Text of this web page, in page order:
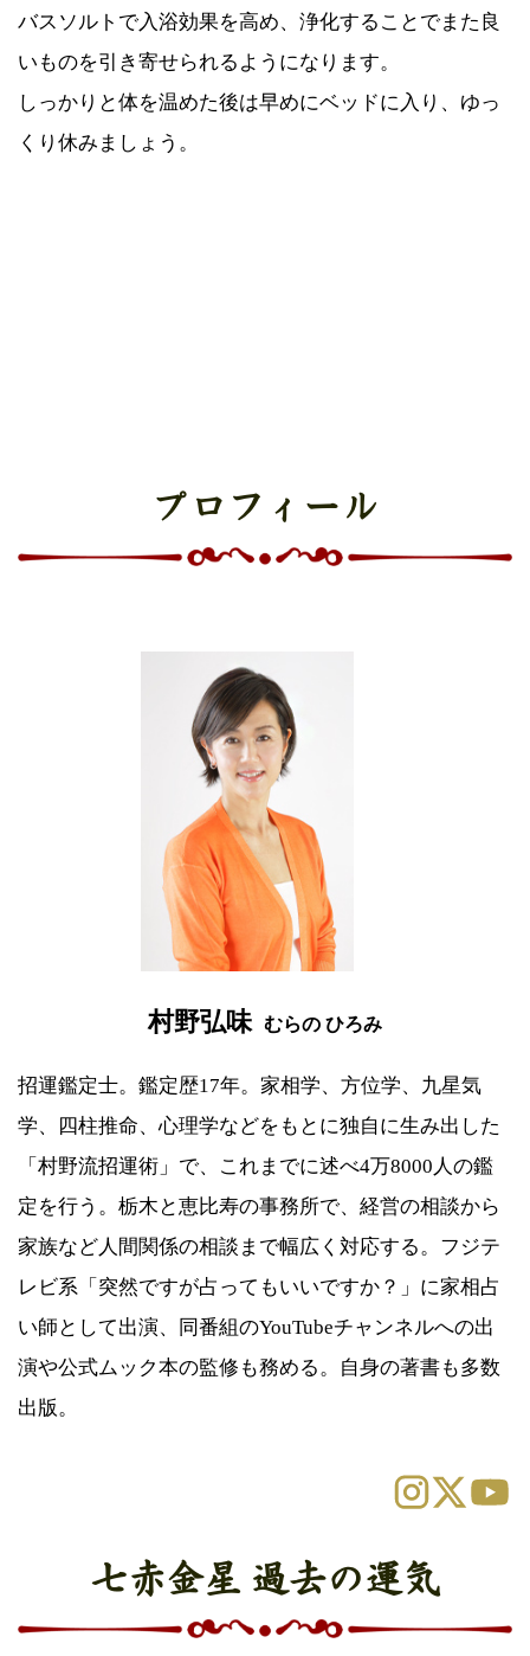
バスソルトで入浴効果を高め、浄化することでまた良
いものを引き寄せられるようになります。
しっかりと体を温めた後は早めにベッドに入り、ゆっ
くり休みましょう。
プロフィール
村野弘味 むらの ひろみ
招運鑑定士。鑑定歴17年。家相学、方位学、九星気
学、四柱推命、心理学などをもとに独自に生み出した
「村野流招運術」で、これまでに述べ4万8000人の鑑
定を行う。栃木と恵比寿の事務所で、経営の相談から
家族など人間関係の相談まで幅広く対応する。フジテ
レビ系「突然ですが占ってもいいですか？」に家相占
い師として出演、同番組のYouTubeチャンネルへの出
演や公式ムック本の監修も務める。自身の著書も多数
出版。
七赤金星 過去の運気